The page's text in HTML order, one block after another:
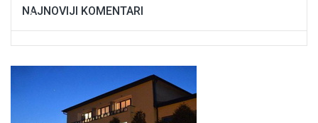
NAJNOVIJI KOMENTARI